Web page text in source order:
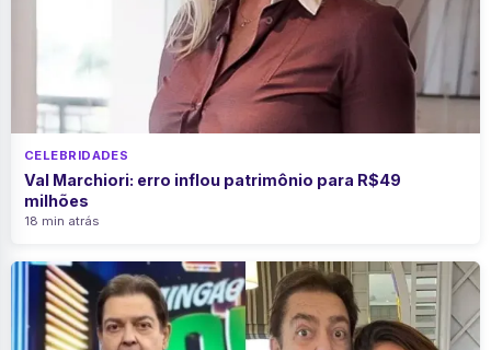
CELEBRIDADES
Val Marchiori: erro inflou patrimônio para R$49
milhões
18 min atrás